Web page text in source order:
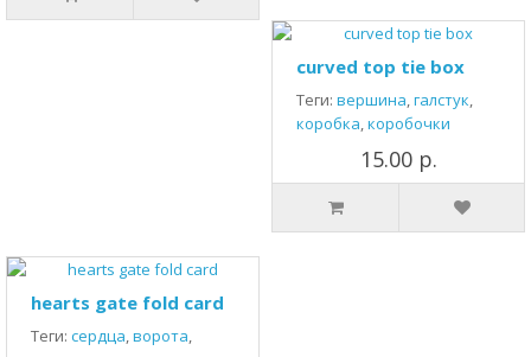
curved top tie box
Теги: вершина,галстук,
коробка,коробочки
15.00 р.
hearts gate fold card
Теги: сердца,ворота,